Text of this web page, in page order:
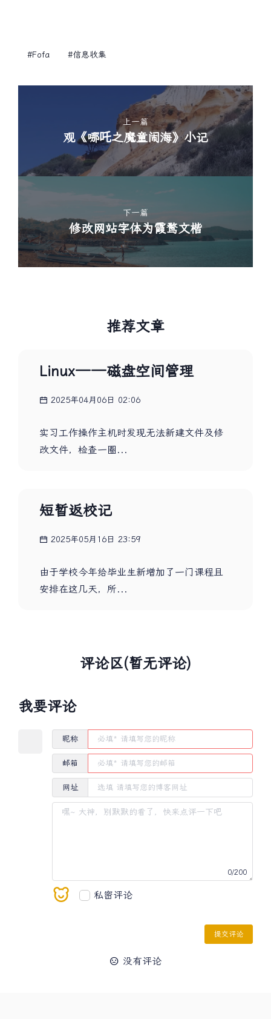
#fofa #信息收集
上一篇
观《哪吒之魔童闹海》小记
下一篇
修改网站字体为霞鹜文楷
推荐文章
Linux——磁盘空间管理
2025年04月06日 02:06
实习工作操作主机时发现无法新建文件及修
改文件，检查一圈...
短暂返校记
2025年05月16日 23:59
由于学校今年给毕业生新增加了一门课程且
安排在这几天，所...
评论区(暂无评论)
我要评论
昵称
邮箱
网址
0/200
私密评论
提交评论
没有评论